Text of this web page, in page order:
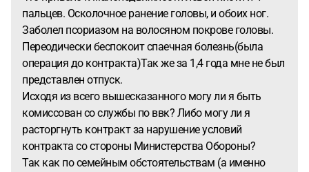
пальцев. Осколочное ранение головы, и обоих ног.
Заболел псориазом на волосяном покрове головы.
Переодически беспокоит спаечная болезнь(была
операция до контракта)Так же за 1,4 года мне не был
представлен отпуск.
Исходя из всего вышесказанного могу ли я быть
комиссован со службы по ввк? Либо могу ли я
расторгнуть контракт за нарушение условий
контракта со стороны Министерства Обороны?
Так как по семейным обстоятельствам (а именно